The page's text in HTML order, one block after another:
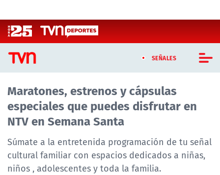
SEÑALES
CASTING MASTERCHEF CHILE
CASTING TVN VERTICAL
TVN VERTICAL
TVN PLAY
Maratones, estrenos y cápsulas
especiales que puedes disfrutar en
NTV en Semana Santa
Súmate a la entretenida programación de tu señal
cultural familiar con espacios dedicados a niñas,
niños , adolescentes y toda la familia.